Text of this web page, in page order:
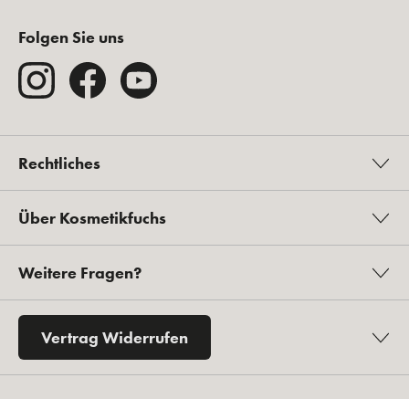
Folgen Sie uns
Rechtliches
Über Kosmetikfuchs
Weitere Fragen?
Vertrag Widerrufen